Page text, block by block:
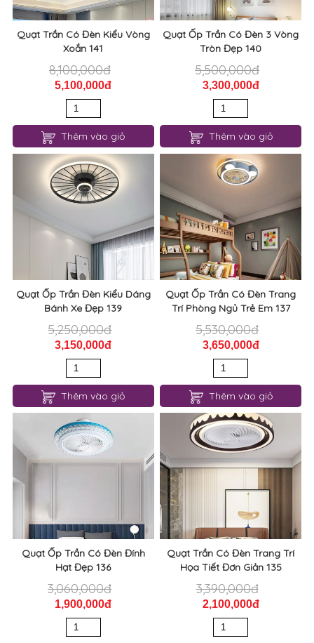
Quạt Trần Có Đèn Kiểu Vòng
Xoắn 141
8,100,000đ
5,100,000đ
Thêm vào giỏ
Quạt Ốp Trần Có Đèn 3 Vòng
Tròn Đẹp 140
5,500,000đ
3,300,000đ
Thêm vào giỏ
Quạt Ốp Trần Đèn Kiểu Dáng
Bánh Xe Đẹp 139
5,250,000đ
3,150,000đ
Thêm vào giỏ
Quạt Ốp Trần Có Đèn Trang
Trí Phòng Ngủ Trẻ Em 137
5,530,000đ
3,650,000đ
Thêm vào giỏ
Quạt Ốp Trần Có Đèn Đính
Hạt Đẹp 136
3,060,000đ
1,900,000đ
Quạt Trần Có Đèn Trang Trí
Họa Tiết Đơn Giản 135
3,390,000đ
2,100,000đ